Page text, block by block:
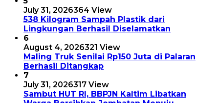
July 31, 2026364 View
538 Kilogram Sampah Plastik dari
Lingkungan Berhasil Diselamatkan
6
August 4, 2026321 View
Maling Truk Senilai Rp150 Juta di Palaran
Berhasil Ditangkap
7
July 31, 2026317 View
Sambut HUT RI, BBPJN Kaltim Libatkan